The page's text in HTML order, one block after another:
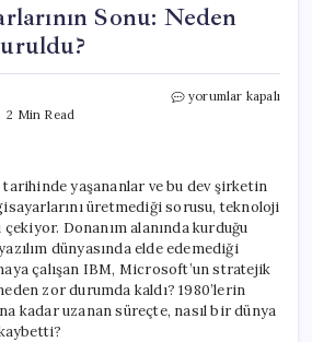
Sonu: Neden
2 Min Read
IBM
Durduruldu?
için
yorumlar kapalı
yaşananlar ve bu dev şirketin
üretmediği sorusu, teknoloji
Donanım alanında kurduğu
dünyasında elde edemediği
çalışan IBM, Microsoft’un stratejik
zor durumda kaldı? 1980’lerin
kadar uzanan süreçte, nasıl bir dünya